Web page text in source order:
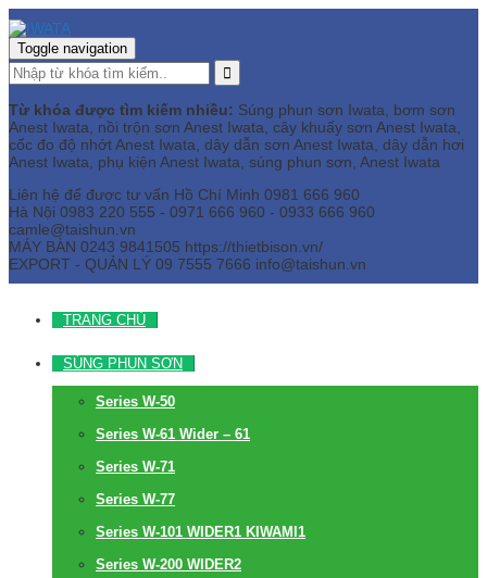
Toggle navigation
Từ khóa được tìm kiếm nhiều: Súng phun sơn Iwata, bơm sơn
Anest Iwata, nồi trộn sơn Anest Iwata, cây khuấy sơn Anest Iwata,
cốc đo độ nhớt Anest Iwata, dây dẫn sơn Anest Iwata, dây dẫn hơi
Anest Iwata, phụ kiện Anest Iwata, súng phun sơn, Anest Iwata
Liên hệ để được tư vấn Hồ Chí Minh 0981 666 960
Hà Nội 0983 220 555 - 0971 666 960 - 0933 666 960
camle@taishun.vn
MÁY BÀN 0243 9841505 https://thietbison.vn/
EXPORT - QUẢN LÝ 09 7555 7666 info@taishun.vn
TRANG CHỦ
SÚNG PHUN SƠN
Series W-50
Series W-61 Wider – 61
Series W-71
Series W-77
Series W-101 WIDER1 KIWAMI1
Series W-200 WIDER2